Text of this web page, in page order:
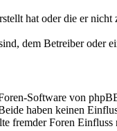
hat oder die er nicht
dem Betreiber oder
Software von
haben keinen
fremder Foren Einfluss